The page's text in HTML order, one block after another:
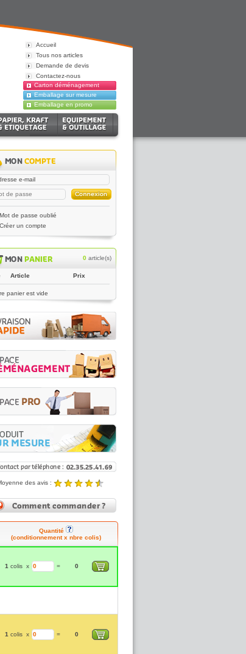
Mot de passe oublié
Créer un compte
0 article(s)
Article Prix
panier est vide
des avis :
Noté4.89/5 |8431reviews
Quantité
(conditionnement x nbre colis)
1 colis x = 0
1 colis x = 0
Accueil
Tous nos articles
Demande de devis
Contactez-nous
Carton déménagement
Emballage sur mesure
Emballage en promo